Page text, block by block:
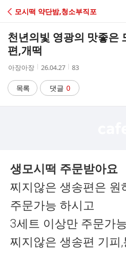
C
A
모시떡 약단밤,청소부직포
천년의빛 영광의 맛좋은
편,개떡
작
자
아장아장
작
시
간
26.04.27
조
수
83
목록 댓글 0
생모시떡 주문받아요
찌지않은 생송편은 원
주문가능 하시고
3세트 이상만 주문가
찌지않은 생송편 기피,